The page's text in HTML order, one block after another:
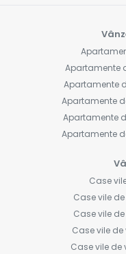
Apartamente
Apartamente
Apartamente
Apartamente
Apartamente
Case
Case vile
Case vile
Case vile
Case vile de